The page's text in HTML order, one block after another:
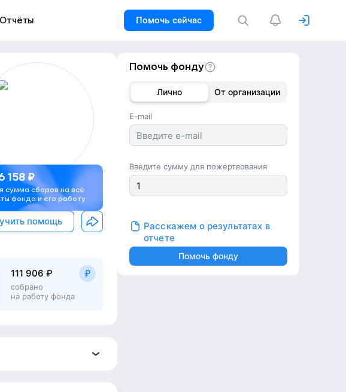
Отчёты Помочь сейчас
158 ₽
сумма сборов на все
фонда и его работу
помощь
111 906 ₽
собрано
на работу фонда
Помочь фонду
Лично От организации
E-mail
Введите сумму для пожертвования
Расскажем о результатах в
отчете
Помочь фонду